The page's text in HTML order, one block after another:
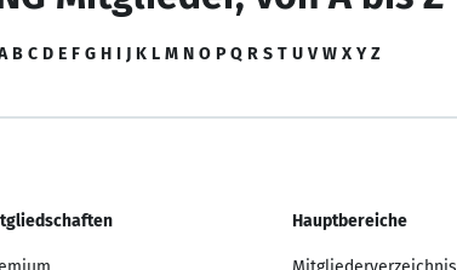
B C D E F G H I J K L M N O P Q R S T U V W X Y Z
Hauptbereiche